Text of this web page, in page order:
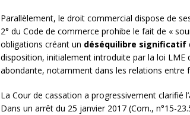
Parallèlement, le droit commercial dispose de
2° du Code de commerce prohibe le fait de «
obligations créant un déséquilibre significatif
disposition, initialement introduite par la loi LME
abondante, notamment dans les relations entre
La Cour de cassation a progressivement clarifié
Dans un arrêt du 25 janvier 2017 (Com., n°15-